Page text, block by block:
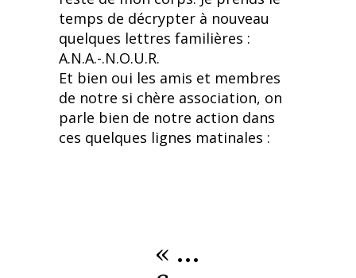
temps de décrypter à nouveau
quelques lettres familières :
A.N.A.-.N.O.U.R.
Et bien oui les amis et membres
de notre si chère association, on
parle bien de notre action dans
ces quelques lignes matinales :
« …